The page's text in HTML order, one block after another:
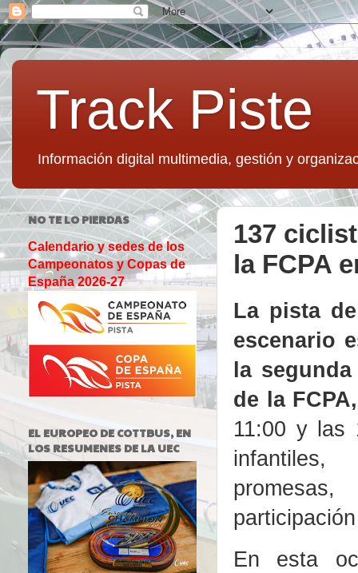
Track Piste
Información digital multimedia, gestión y
137
la FCPA
La pista
escenario
la
de la
11:00 y las
infantiles,
En esta
NO TE LO PIERDAS
Calendario y sedes de los
Campeonatos y Copas de
España 2026-27
EL EUROPEO DE COTTBUS, EN
LOS RESUMENES DE LA UEC